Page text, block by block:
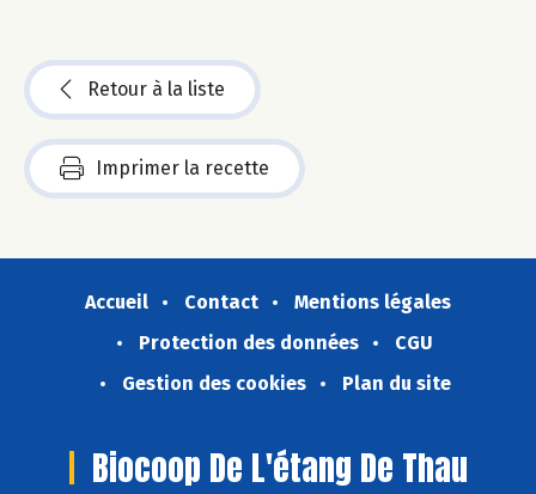
Retour à la liste
Imprimer la recette
Accueil Contact
Mentions légales
Protection des données
CGU
Gestion des cookies
Plan du site
Biocoop De L'étang De Thau